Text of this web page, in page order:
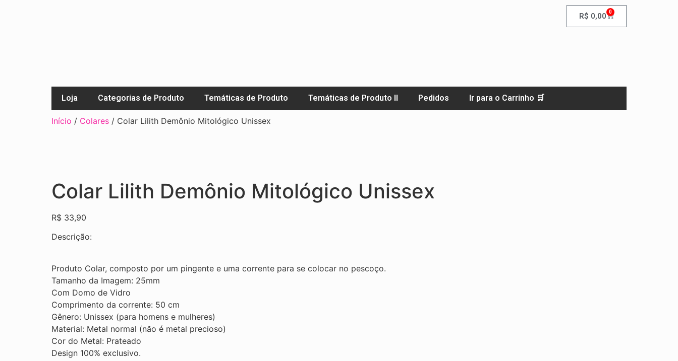
R$ 0,00 0
Loja Categorias de Produto Temáticas de Produto Temáticas de Produto II Pedidos Ir para o Carrinho 🛒
Início / Colares / Colar Lilith Demônio Mitológico Unissex
Colar Lilith Demônio Mitológico Unissex
R$ 33,90
Descrição:
Produto Colar, composto por um pingente e uma corrente para se colocar no pescoço.
Tamanho da Imagem: 25mm
Com Domo de Vidro
Comprimento da corrente: 50 cm
Gênero: Unissex (para homens e mulheres)
Material: Metal normal (não é metal precioso)
Cor do Metal: Prateado
Design 100% exclusivo.